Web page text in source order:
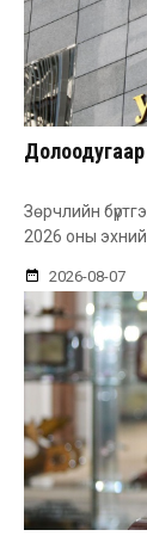
Зөрчлийн
2026 оны
2026-08-07